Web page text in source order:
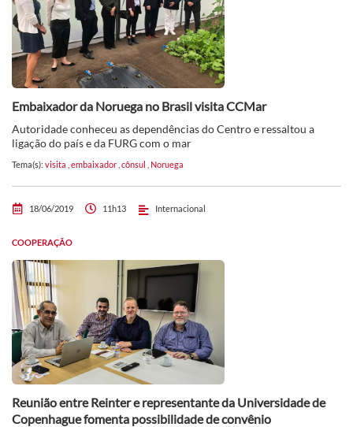
Embaixador da Noruega no Brasil visita CCMar
Autoridade conheceu as dependências do Centro e ressaltou a
ligação do país e da FURG com o mar
Tema(s): visita embaixador cônsul Noruega
18/06/2019 11h13 Internacional
COOPERAÇÃO
Reunião entre Reinter e representante da Universidade de
Copenhague fomenta possibilidade de convênio